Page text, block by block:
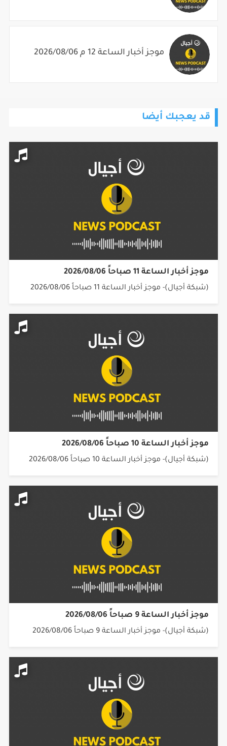
موجز أخبار الساعة 12 م 2026/08/06
قد يعجبك أيضا
موجز أخبار الساعة 11 صباحاً 2026/08/06
(شبكة أجيال)- موجز أخبار الساعة 11 صباحاً 2026/08/06
موجز أخبار الساعة 10 صباحاً 2026/08/06
(شبكة أجيال)- موجز أخبار الساعة 10 صباحاً 2026/08/06
موجز أخبار الساعة 9 صباحاً 2026/08/06
(شبكة أجيال)- موجز أخبار الساعة 9 صباحاً 2026/08/06